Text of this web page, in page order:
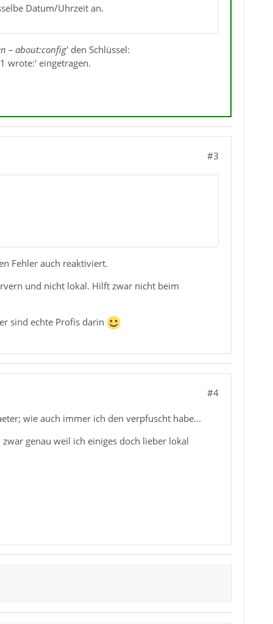
Datum/Uhrzeit an.
– about:config' den Schlüssel:
wrote:' eingetragen.
#3
Fehler auch reaktiviert.
und nicht lokal. Hilft zwar nicht beim
sind echte Profis darin
#4
wie auch immer ich den verpfuscht habe...
genau weil ich einiges doch lieber lokal